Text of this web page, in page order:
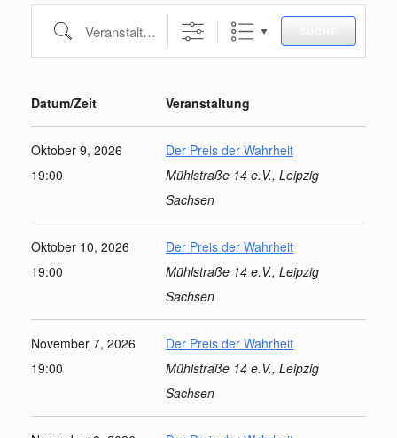
Veranstaltungssuche
Datum/Zeit Veranstaltung
Oktober 9, 2026
19:00
Der Preis der Wahrheit
Mühlstraße 14 e.V., Leipzig
Sachsen
Oktober 10, 2026
19:00
Der Preis der Wahrheit
Mühlstraße 14 e.V., Leipzig
Sachsen
November 7, 2026
19:00
Der Preis der Wahrheit
Mühlstraße 14 e.V., Leipzig
Sachsen